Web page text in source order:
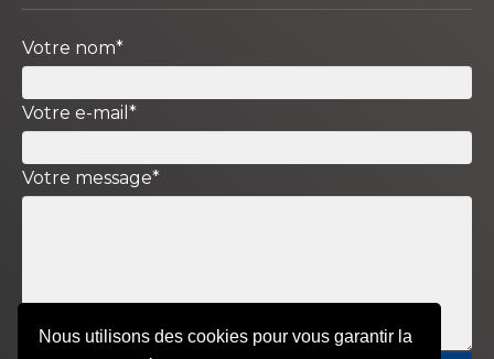
Nous utilisons des cookies pour vous garantir la
Votre nom*
Votre e-mail*
Votre message*